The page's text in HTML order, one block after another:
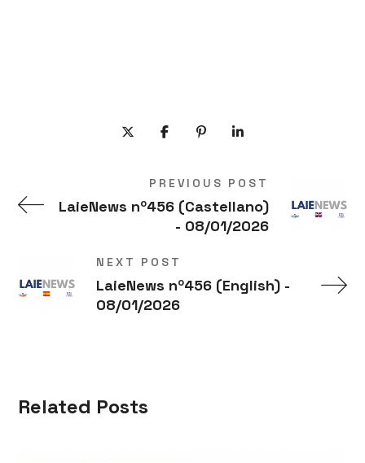
PREVIOUS POST
LaieNews nº456 (Castellano)
- 08/01/2026
NEXT POST
LaieNews nº456 (English) -
08/01/2026
Related Posts